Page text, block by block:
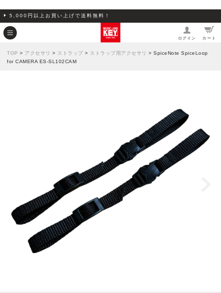
5,000円以上お買い上げで送料無料！
ログイン カート
TOP > アクセサリ > ストラップ > ストラップ用アクセサリ > SpiceNote SpiceLoop
for CAMERA ES-SL102CAM